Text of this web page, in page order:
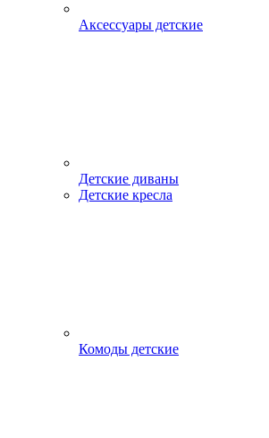
Аксессуары детские
Детские диваны
Детские кресла
Комоды детские